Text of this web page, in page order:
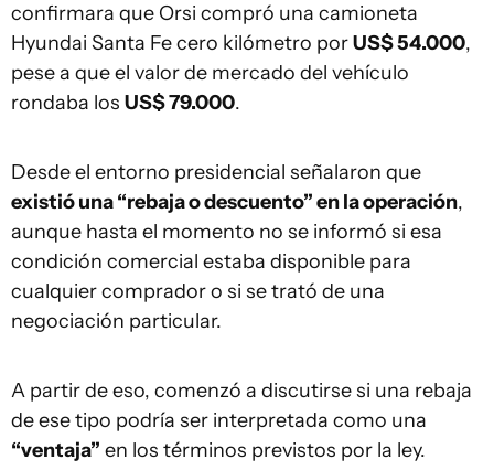
confirmara que Orsi compró una camioneta
Hyundai Santa Fe cero kilómetro porUS$ 54.000,
pese a que el valor de mercado del vehículo
rondaba los US$ 79.000.
Desde el entorno presidencial señalaron que
existió una “rebaja o descuento” en la operación,
aunque hasta el momento no se informó si esa
condición comercial estaba disponible para
cualquier comprador o si se trató de una
negociación particular.
A partir de eso, comenzó a discutirse si una rebaja
de ese tipo podría ser interpretada como una
“ventaja” en los términos previstos por la ley.